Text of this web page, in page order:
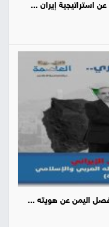
استراتيجية إيران ...